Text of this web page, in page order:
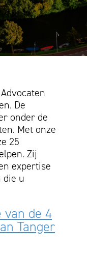
De
onder de
Met onze
25
Zij
expertise
die u
de 4
Tanger